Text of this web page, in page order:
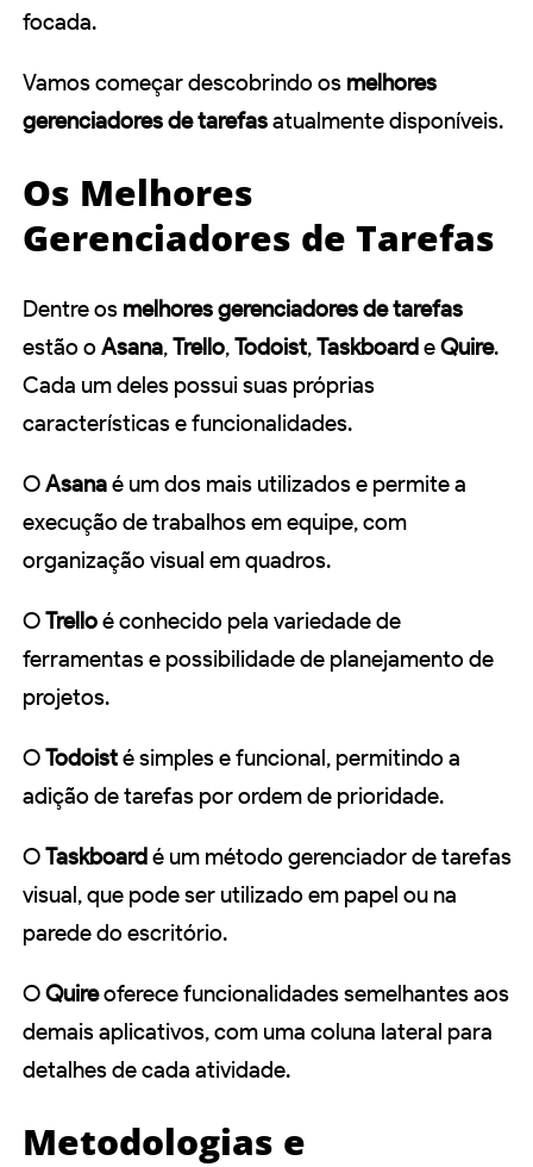
focada.
Vamos começar descobrindo os melhores
gerenciadores de tarefasatualmente disponíveis.
Os Melhores
Gerenciadores de Tarefas
Dentre os melhores gerenciadores de tarefas
estão o Asana,Trello,Todoist,TaskboardeQuire.
Cada um deles possui suas próprias
características e funcionalidades.
OAsanaé um dos mais utilizados e permite a
execução de trabalhos em equipe, com
organização visual em quadros.
OTrelloé conhecido pela variedade de
ferramentas e possibilidade de planejamento de
projetos.
OTodoisté simples e funcional, permitindo a
adição de tarefas por ordem de prioridade.
OTaskboardé um método gerenciador de tarefas
visual, que pode ser utilizado em papel ou na
parede do escritório.
OQuireoferece funcionalidades semelhantes aos
demais aplicativos, com uma coluna lateral para
detalhes de cada atividade.
Metodologias e